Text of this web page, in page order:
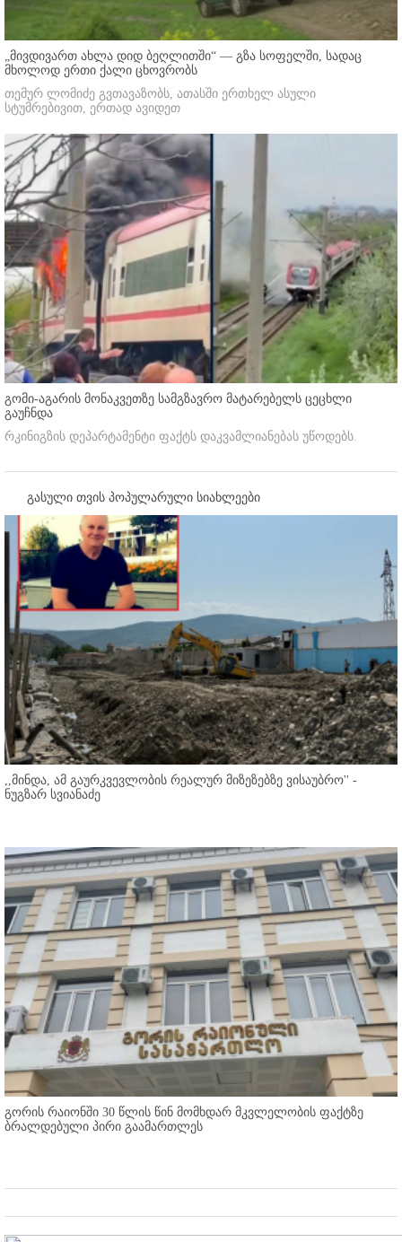
„მივდივართ ახლა დიდ ბეღლითში“ — გზა სოფელში, სადაც
მხოლოდ ერთი ქალი ცხოვრობს
თემურ ლომიძე გვთავაზობს, ათასში ერთხელ ასული
სტუმრებივით, ერთად ავიდეთ
გომი-აგარის მონაკვეთზე სამგზავრო მატარებელს ცეცხლი
გაუჩნდა
რკინიგზის დეპარტამენტი ფაქტს დაკვამლიანებას უწოდებს.
გასული თვის პოპულარული სიახლეები
,,მინდა, ამ გაურკვევლობის რეალურ მიზეზებზე ვისაუბრო'' -
ნუგზარ სვიანაძე
გორის რაიონში 30 წლის წინ მომხდარ მკვლელობის ფაქტზე
ბრალდებული პირი გაამართლეს